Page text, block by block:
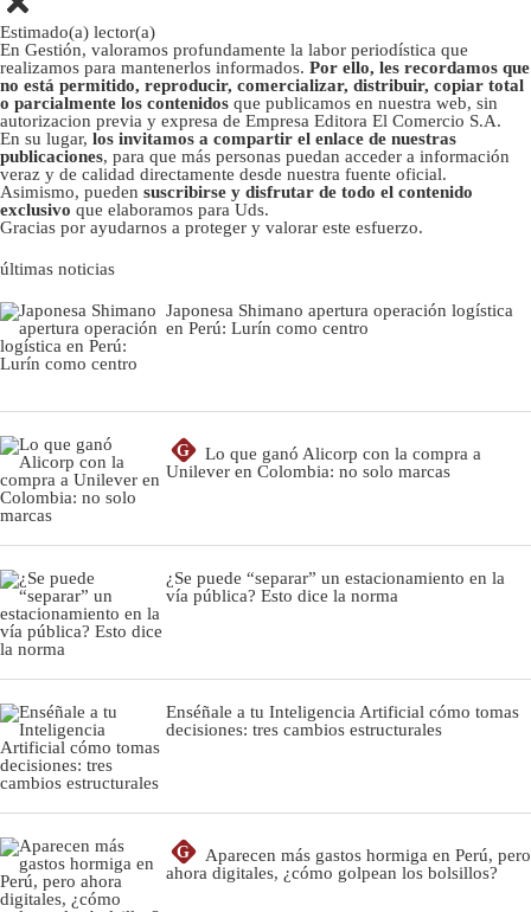
Estimado(a) lector(a)
En Gestión, valoramos profundamente la labor periodística que
realizamos para mantenerlos informados. Por ello, les recordamos que
no está permitido, reproducir, comercializar, distribuir, copiar total
o parcialmente los contenidos que publicamos en nuestra web, sin
autorizacion previa y expresa de Empresa Editora El Comercio S.A.
En su lugar, los invitamos a compartir el enlace de nuestras
publicaciones, para que más personas puedan acceder a información
veraz y de calidad directamente desde nuestra fuente oficial.
Asimismo, pueden suscribirse y disfrutar de todo el contenido
exclusivo que elaboramos para Uds.
Gracias por ayudarnos a proteger y valorar este esfuerzo.
últimas noticias
Japonesa Shimano apertura operación logística
en Perú: Lurín como centro
G
Lo que ganó Alicorp con la compra a
Unilever en Colombia: no solo marcas
¿Se puede “separar” un estacionamiento en la
vía pública? Esto dice la norma
Enséñale a tu Inteligencia Artificial cómo tomas
decisiones: tres cambios estructurales
G
Aparecen más gastos hormiga en Perú, pero
ahora digitales, ¿cómo golpean los bolsillos?